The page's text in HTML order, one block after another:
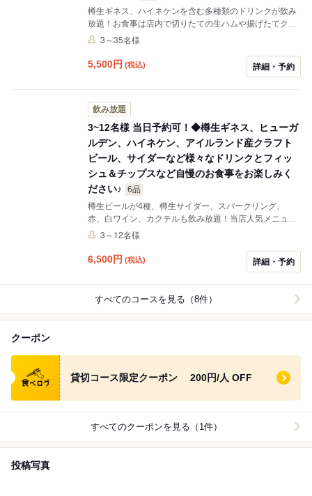
樽生ギネス、ハイネケンを含む多種類のドリンクが飲み
放題！お食事は店内で切りたての生ハムや揚げたてクリ
スプス、スパイシーチキンなど皆様でお楽しみいただけ
ダー後も通常メニューから追加オーダーいただけます(滞
3～35名様
5,500円 (税込) 詳細・予約
飲み放題
3~12名様 当日予約可！◆樽生ギネス、ヒューガ
ルデン、ハイネケン、アイルランド産クラフト
ビール、サイダーなど様々なドリンクとフィッ
シュ＆チップスなど自慢のお食事をお楽しみく
ださい♪
6品
樽生ビールが4種、樽生サイダー、スパークリング、
赤、白ワイン、カクテルも飲み放題！当店人気メニュー
釜揚げしらすのブルスケッタやクリスプス、フィッシュ
お時間をお過ごしいただけます。是非お気軽にご予約、
3～12名様
6,500円 (税込) 詳細・予約
すべてのコースを見る（8件）
クーポン
食べログ クーポン
貸切コース限定クーポン 200円/人 OFF
すべてのクーポンを見る（1件）
投稿写真